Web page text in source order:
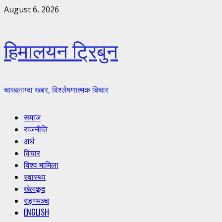
Skip
August 6, 2026
हिमालयन ट्रिबुन
चाखलाग्दा खबर, विश्लेषणात्मक बिचार
Menuसमाज
राजनीति
अर्थ
विचार
विश्व मामिला
स्वास्थ्य
खेलकूद
रङ्गमञ्च
ENGLISH